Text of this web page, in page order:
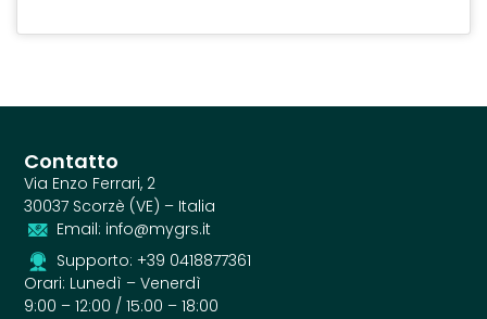
Contatto
Via Enzo Ferrari, 2
30037 Scorzè (VE) – Italia
Email: info@mygrs.it
Supporto: +39 0418877361
Orari: Lunedì – Venerdì
9:00 – 12:00 / 15:00 – 18:00